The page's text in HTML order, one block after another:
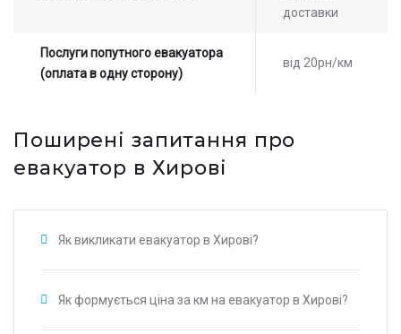
доставки
Послуги попутного евакуатора
(оплата в одну сторону)
від 20рн/км
Поширені запитання про
евакуатор в Хирові
Як викликати евакуатор в Хирові?
Як формується ціна за км на евакуатор в Хирові?